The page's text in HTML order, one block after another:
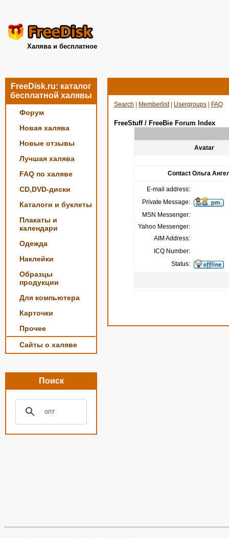
Халява и бесплатное
FreeDisk.ru: каталог
бесплатной халявы
Форум
Новая халява
Новые отзывы
Лучшая халява
FAQ по халяве
CD,DVD-диски
Каталоги и буклеты
Плакаты и
календари
Одежда
Наклейки
Образцы
продукции
Для компьютера
Карточки
Прочее
Сайты о халяве
Поиск
Search Memberlist| Usergroups FAQ
FreeStuff / FreeBie Forum Index
Avatar
Contact Ольга
E-mail address:
Private Message:
MSN Messenger:
Yahoo Messenger:
AIM Address:
ICQ Number:
Status: